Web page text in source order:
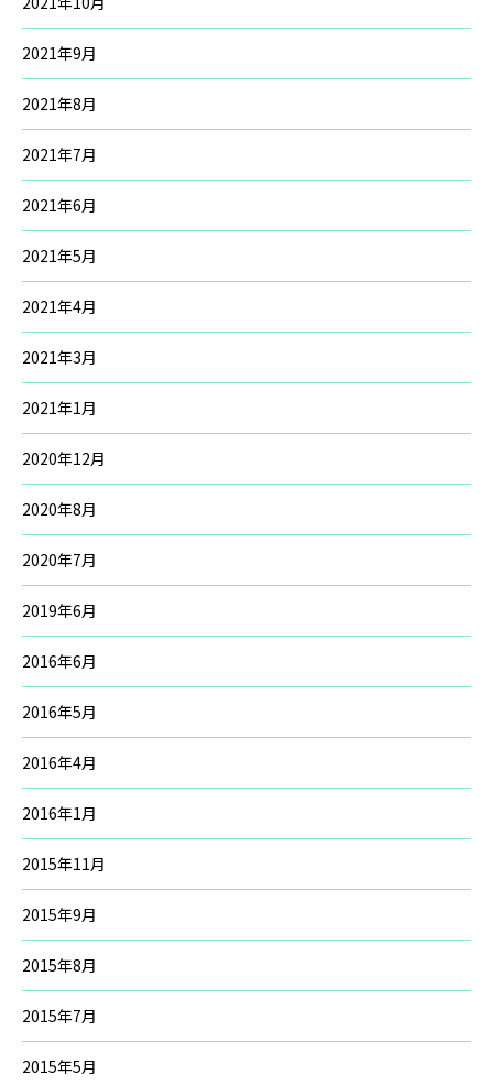
2021年9月
2021年8月
2021年7月
2021年6月
2021年5月
2021年4月
2021年3月
2021年1月
2020年12月
2020年8月
2020年7月
2019年6月
2016年6月
2016年5月
2016年4月
2016年1月
2015年11月
2015年9月
2015年8月
2015年7月
2015年5月